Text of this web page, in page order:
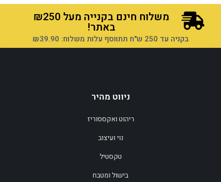
הוספה לסל הוספה לסל
משלוח חינם בקנייה מעל ₪250
באתר!
בקניה עד 250 ש"ח תתווסף עלות משלוח: ₪39.90
ניווט מהיר
ריהוט ואקססוריז
נוי ועיצוב
טקסטיל
בישול ומטבח